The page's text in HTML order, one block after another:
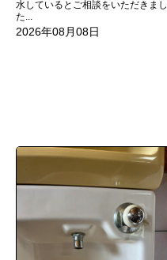
水しているとご相談をいただきまし
た...
2026年08月08日